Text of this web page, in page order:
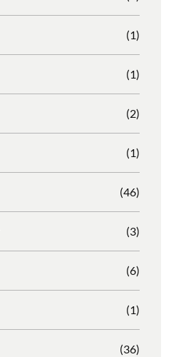
(1)
(1)
(2)
(1)
(46)
(3)
(6)
(1)
(36)